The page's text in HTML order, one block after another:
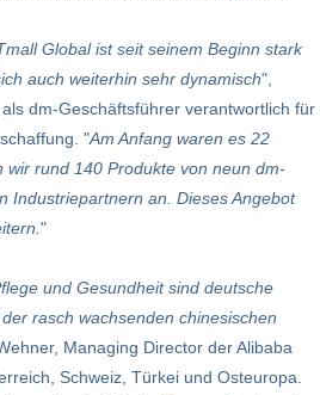
Global ist seit seinem Beginn stark
auch weiterhin sehr dynamisch",
dm-Geschäftsführer verantwortlich für
"Am Anfang waren es 22
wir rund 140 Produkte von neun dm-
Industrie­partnern an. Dieses Angebot
"
und Gesundheit sind deutsche
rasch wachsenden chinesischen
Managing Director der Alibaba
Schweiz, Türkei und Osteuropa.